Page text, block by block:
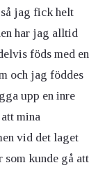
jag fick helt
har jag alltid
föds med en
och jag föddes
upp en inre
mina
vid det laget
som kunde gå att